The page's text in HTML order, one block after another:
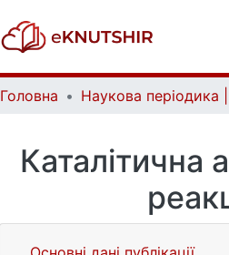
Головна
Каталітична